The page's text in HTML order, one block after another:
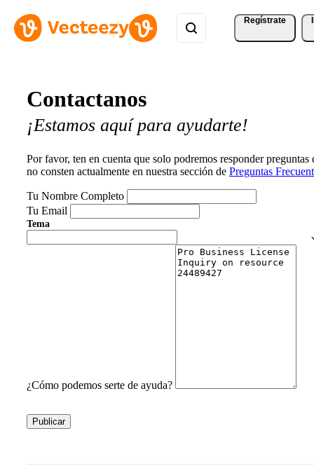
Regístrate
Contactanos
¡Estamos aquí para ayudarte!
Por favor, ten en cuenta que solo podremos responder preguntas
no consten actualmente en nuestra sección de Preguntas
Tu Nombre Completo
Tu Email
Tema
¿Cómo podemos serte de ayuda?
Publicar